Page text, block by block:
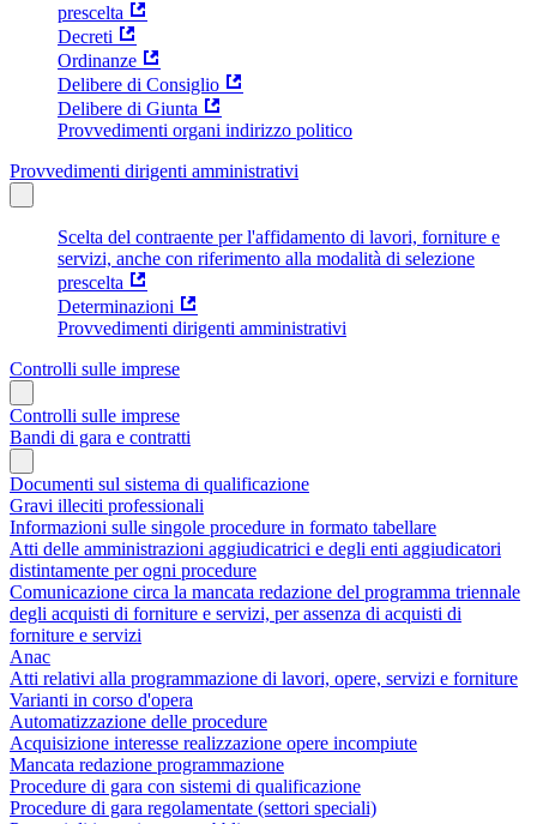
prescelta
Decreti
Ordinanze
Delibere di Consiglio
Delibere di Giunta
Provvedimenti organi indirizzo politico
Provvedimenti dirigenti amministrativi
Scelta del contraente per l'affidamento di lavori, forniture e
servizi, anche con riferimento alla modalità di selezione
prescelta
Determinazioni
Provvedimenti dirigenti amministrativi
Controlli sulle imprese
Controlli sulle imprese
Bandi di gara e contratti
Documenti sul sistema di qualificazione
Gravi illeciti professionali
Informazioni sulle singole procedure in formato tabellare
Atti delle amministrazioni aggiudicatrici e degli enti aggiudicatori
distintamente per ogni procedure
Comunicazione circa la mancata redazione del programma triennale
degli acquisti di forniture e servizi, per assenza di acquisti di
forniture e servizi
Anac
Atti relativi alla programmazione di lavori, opere, servizi e forniture
Varianti in corso d'opera
Automatizzazione delle procedure
Acquisizione interesse realizzazione opere incompiute
Mancata redazione programmazione
Procedure di gara con sistemi di qualificazione
Procedure di gara regolamentate (settori speciali)